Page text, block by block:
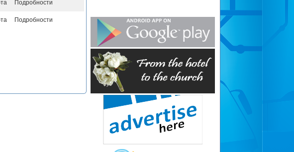
Подробности
Подробности